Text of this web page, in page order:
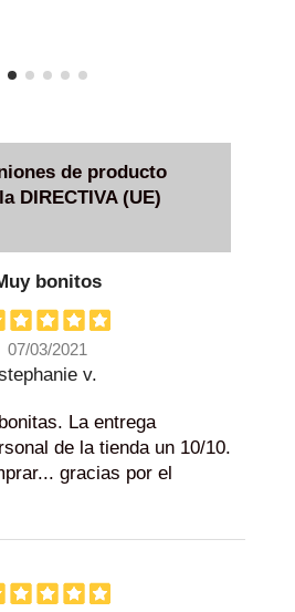
de producto
DIRECTIVA (UE)
bonitos
07/03/2021
v.
La entrega
de la tienda un 10/10.
gracias por el